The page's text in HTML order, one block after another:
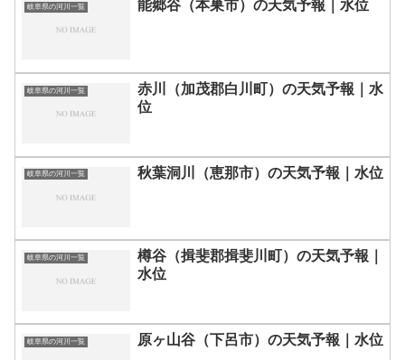
岐阜県の河川一覧 能郷谷（本巣市）の天気予報｜水位
岐阜県の河川一覧
赤川（加茂郡白川町）の天気予報｜水
位
岐阜県の河川一覧 秋葉洞川（恵那市）の天気予報｜水位
岐阜県の河川一覧
樽谷（揖斐郡揖斐川町）の天気予報｜
水位
岐阜県の河川一覧 原ヶ山谷（下呂市）の天気予報｜水位